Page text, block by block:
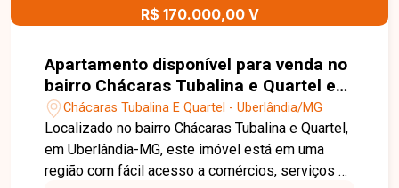
R$ 170.000,00 V
Apartamento disponível para venda no
bairro Chácaras Tubalina e Quartel em
Uberlândia-MG
Chácaras Tubalina E Quartel - Uberlândia/MG
Localizado no bairro Chácaras Tubalina e Quartel,
em Uberlândia-MG, este imóvel está em uma
região com fácil acesso a comércios, serviços e